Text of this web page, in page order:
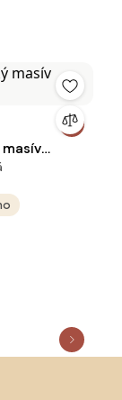
masív